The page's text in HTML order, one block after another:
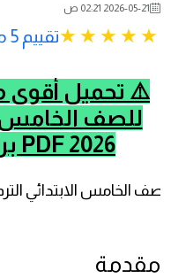
2026-05-21 02:21 ص
تقييم 5 من 5.
⚠️ تحميل أقوى
للصف الخامس
2026 PDF برابط مباشر مجاني
مقدمة